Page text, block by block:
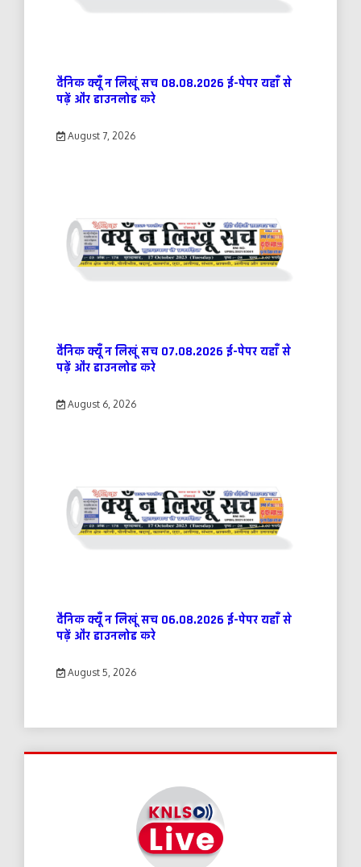
दैनिक क्यूँ न लिखूं सच 08.08.2026 ई-पेपर यहाँ से
पढ़ें और डाउनलोड करे
August 7, 2026
दैनिक क्यूँ न लिखूं सच 07.08.2026 ई-पेपर यहाँ से
पढ़ें और डाउनलोड करे
August 6, 2026
दैनिक क्यूँ न लिखूं सच 06.08.2026 ई-पेपर यहाँ से
पढ़ें और डाउनलोड करे
August 5, 2026